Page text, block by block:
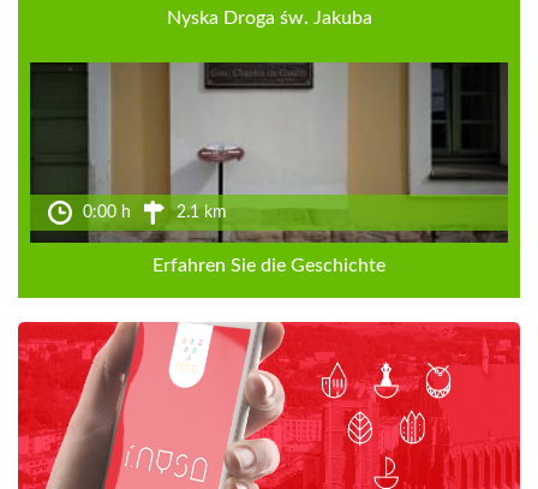
Nyska Droga św. Jakuba
0:00 h 2.1 km
Erfahren Sie die Geschichte